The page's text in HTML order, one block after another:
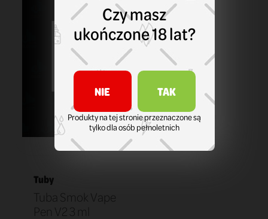
Tuby
Tuba Smok Vape
Pen V2 3 ml
Czy masz
ukończone 18 lat?
NIE TAK
Produkty na tej stronie przeznaczone są
tylko dla osób pełnoletnich